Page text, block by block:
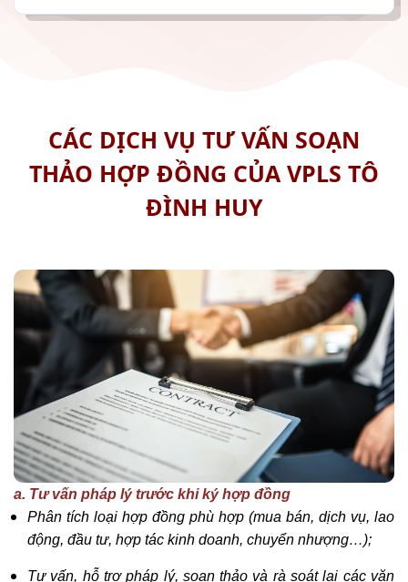
CÁC DỊCH VỤ TƯ VẤN SOẠN
THẢO HỢP ĐỒNG CỦA VPLS TÔ
ĐÌNH HUY
a. Tư vấn pháp lý trước khi ký hợp đồng
Phân tích loại hợp đồng phù hợp (mua bán, dịch vụ, lao
động, đầu tư, hợp tác kinh doanh, chuyển nhượng…);
Tư vấn, hỗ trợ pháp lý, soạn thảo và rà soát lại các văn